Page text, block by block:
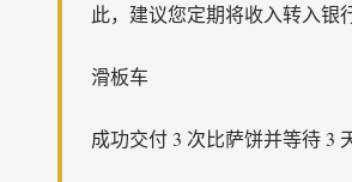
此，建议您定期将收入转入银
滑板车
成功交付 3 次比萨饼并等待 3